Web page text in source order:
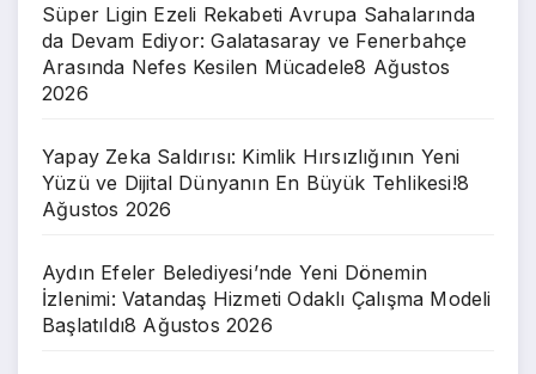
Süper Ligin Ezeli Rekabeti Avrupa Sahalarında
da Devam Ediyor: Galatasaray ve Fenerbahçe
Arasında Nefes Kesilen Mücadele8 Ağustos
2026
Yapay Zeka Saldırısı: Kimlik Hırsızlığının Yeni
Yüzü ve Dijital Dünyanın En Büyük Tehlikesi!8
Ağustos 2026
Aydın Efeler Belediyesi’nde Yeni Dönemin
İzlenimi: Vatandaş Hizmeti Odaklı Çalışma Modeli
Başlatıldı8 Ağustos 2026